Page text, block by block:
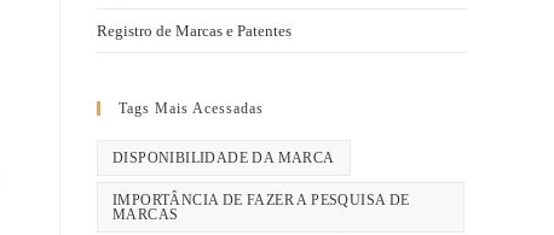
Registro de Marcas e Patentes
Tags Mais Acessadas
DISPONIBILIDADE DA MARCA
IMPORTÂNCIA DE FAZER A PESQUISA DE
MARCAS